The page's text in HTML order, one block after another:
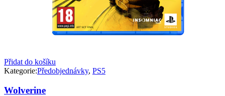
Přidat do košíku
Kategorie:Předobjednávky, PS5
Wolverine